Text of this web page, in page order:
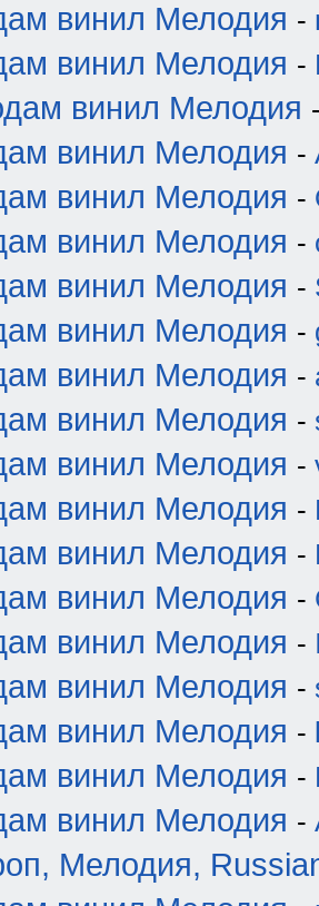
винил Мелодия -
винил Мелодия -
винил Мелодия
винил Мелодия -
винил Мелодия -
винил Мелодия -
винил Мелодия -
винил Мелодия -
винил Мелодия -
винил Мелодия -
винил Мелодия -
винил Мелодия -
винил Мелодия -
винил Мелодия -
винил Мелодия -
винил Мелодия -
винил Мелодия -
винил Мелодия -
винил Мелодия -
Мелодия,